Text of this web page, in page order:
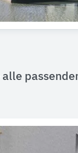
alle